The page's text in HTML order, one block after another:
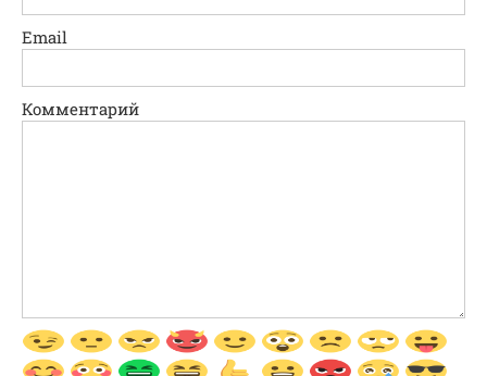
Email
Комментарий